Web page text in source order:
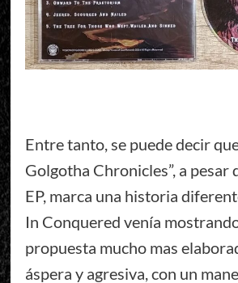
Entre tanto, se puede decir
Golgotha Chronicles”, a pesar
EP, marca una historia
In Conquered venía
propuesta mucho mas
áspera y agresiva, con un